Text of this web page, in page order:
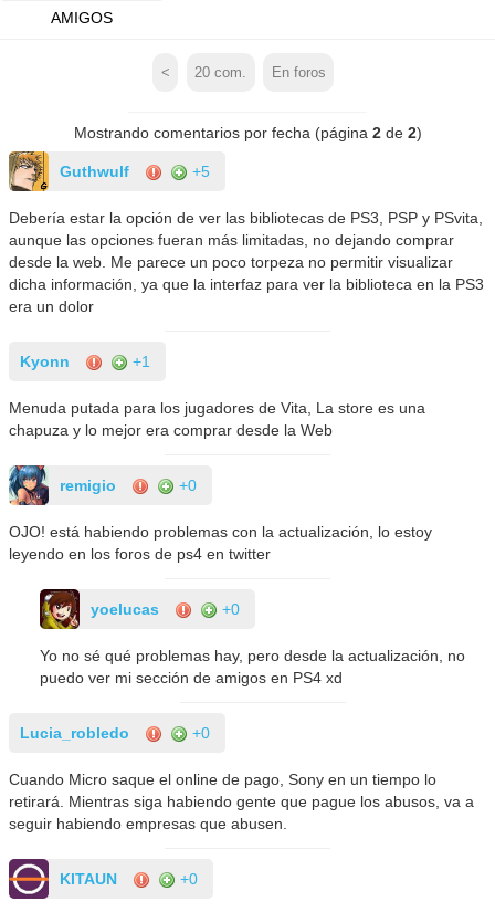
AMIGOS
< 20 com. En foros
Mostrando comentarios por fecha (página 2de 2)
Guthwulf +5
Debería estar la opción de ver las bibliotecas de PS3, PSP y PSvita,
aunque las opciones fueran más limitadas, no dejando comprar
desde la web. Me parece un poco torpeza no permitir visualizar
dicha información, ya que la interfaz para ver la biblioteca en la PS3
era un dolor
Kyonn +1
Menuda putada para los jugadores de Vita, La store es una
chapuza y lo mejor era comprar desde la Web
remigio +0
OJO! está habiendo problemas con la actualización, lo estoy
leyendo en los foros de ps4 en twitter
yoelucas +0
Yo no sé qué problemas hay, pero desde la actualización, no
puedo ver mi sección de amigos en PS4 xd
Lucia_robledo +0
Cuando Micro saque el online de pago, Sony en un tiempo lo
retirará. Mientras siga habiendo gente que pague los abusos, va a
seguir habiendo empresas que abusen.
KITAUN +0